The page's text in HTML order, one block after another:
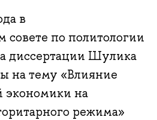
в
совете по политологии
диссертации Шулика
на тему «Влияние
экономики на
режима»